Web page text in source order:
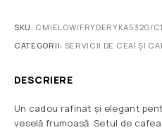
SKU: CMIELOW/FRYDERYKA532G/
CATEGORII: SERVICII DE CEAI ȘI
DESCRIERE
Un cadou rafinat și elegant
veselă frumoasă. Setul de